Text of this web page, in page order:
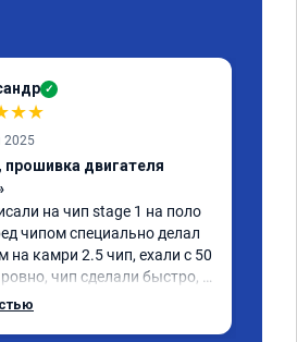
✓
★★
2025
прошивка двигателя
на чип stage 1 на поло
чипом специально делал
на камри 2.5 чип, ехали с 50
чип сделали быстро,
объезжать камри